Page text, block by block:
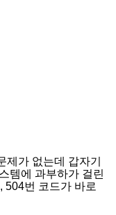
제가 없는데 갑자기
템에 과부하가 걸린
504번 코드가 바로